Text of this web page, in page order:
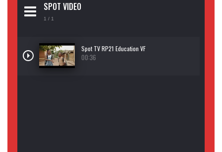
SPOT VIDEO
1 / 1
Spot TV RP21 Education VF
00:36